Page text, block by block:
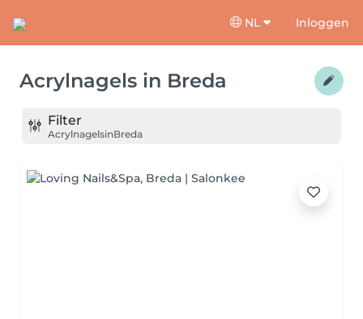
NL Inloggen
Acrylnagels in Breda
Filter
AcrylnagelsinBreda